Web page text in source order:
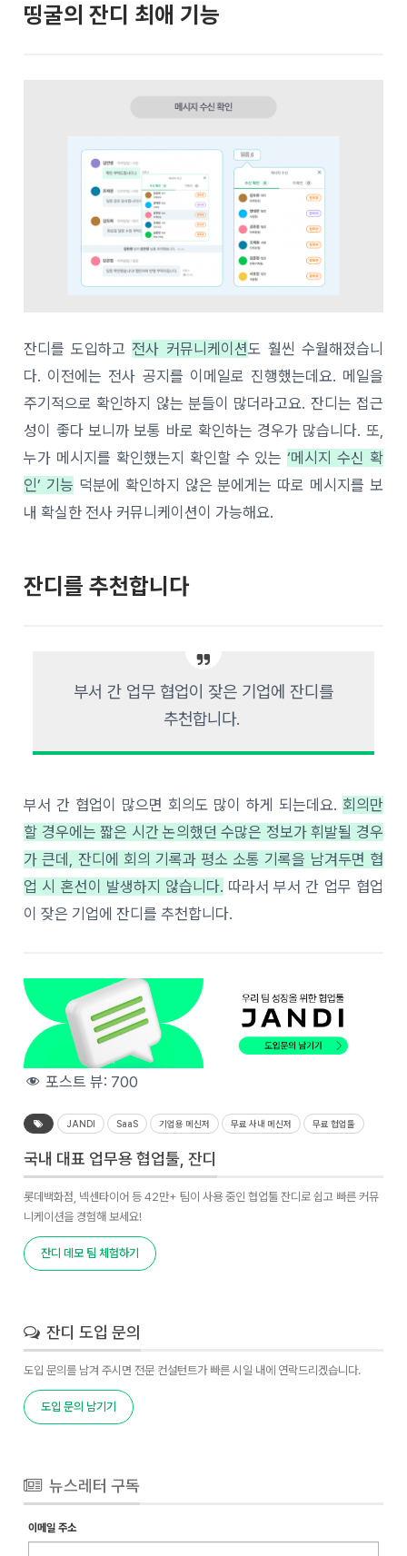
띵굴의 잔디 최애 기능
잔디를 도입하고 전사 커뮤니케이션도 훨씬 수월해졌습니
다. 이전에는 전사 공지를 이메일로 진행했는데요. 메일을
주기적으로 확인하지 않는 분들이 많더라고요. 잔디는 접근
성이 좋다 보니까 보통 바로 확인하는 경우가 많습니다. 또,
누가 메시지를 확인했는지 확인할 수 있는‘메시지 수신 확
인’ 기능 덕분에 확인하지 않은 분에게는 따로 메시지를 보
내 확실한 전사 커뮤니케이션이 가능해요.
잔디를 추천합니다
부서 간 업무 협업이 잦은 기업에 잔디를
추천합니다.
부서 간 협업이 많으면 회의도 많이 하게 되는데요. 회의만
할 경우에는 짧은 시간 논의했던 수많은 정보가 휘발될 경우
가 큰데, 잔디에 회의 기록과 평소 소통 기록을 남겨두면 협
업 시 혼선이 발생하지 않습니다. 따라서 부서 간 업무 협업
이 잦은 기업에 잔디를 추천합니다.
포스트 뷰: 700
JANDI SaaS 기업용 메신저 무료 사내 메신저 무료 협업툴
국내 대표 업무용 협업툴, 잔디
롯데백화점, 넥센타이어 등 42만+ 팀이 사용 중인 협업툴 잔디로 쉽고 빠른 커뮤
니케이션을 경험해 보세요!
잔디 데모 팀 체험하기
잔디 도입 문의
도입 문의를 남겨 주시면 전문 컨설턴트가 빠른 시일 내에 연락드리겠습니다.
도입 문의 남기기
뉴스레터 구독
이메일 주소